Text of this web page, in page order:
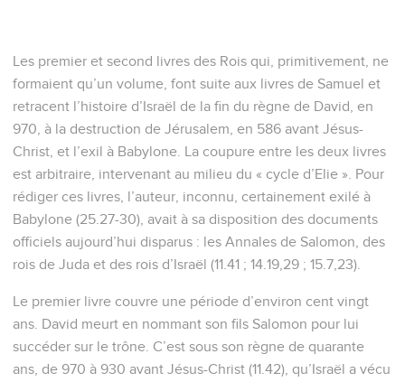
Les premier et second livres des Rois qui, primitivement, ne
formaient qu’un volume, font suite aux livres de Samuel et
retracent l’histoire d’Israël de la fin du règne de David, en
970, à la destruction de Jérusalem, en 586 avant Jésus-
Christ, et l’exil à Babylone. La coupure entre les deux livres
est arbitraire, intervenant au milieu du « cycle d’Elie ». Pour
rédiger ces livres, l’auteur, inconnu, certainement exilé à
Babylone (25.27-30), avait à sa disposition des documents
officiels aujourd’hui disparus : les Annales de Salomon, des
rois de Juda et des rois d’Israël (11.41 ; 14.19,29 ; 15.7,23).
Le premier livre couvre une période d’environ cent vingt
ans. David meurt en nommant son fils Salomon pour lui
succéder sur le trône. C’est sous son règne de quarante
ans, de 970 à 930 avant Jésus-Christ (11.42), qu’Israël a vécu